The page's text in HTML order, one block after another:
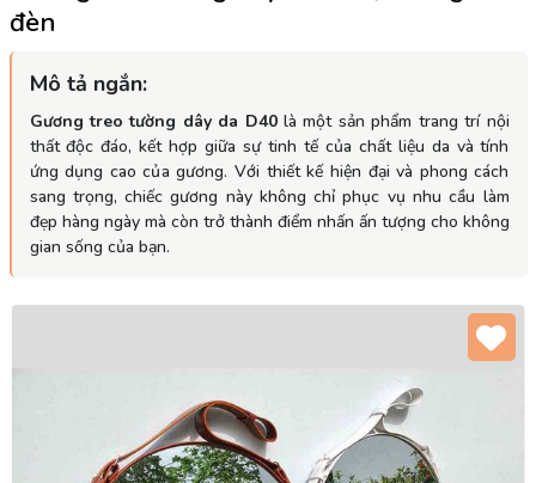
đèn
Mô tả ngắn:
Gương treo tường dây da D40 là một sản phẩm trang trí nội
thất độc đáo, kết hợp giữa sự tinh tế của chất liệu da và tính
ứng dụng cao của gương. Với thiết kế hiện đại và phong cách
sang trọng, chiếc gương này không chỉ phục vụ nhu cầu làm
đẹp hàng ngày mà còn trở thành điểm nhấn ấn tượng cho không
gian sống của bạn.